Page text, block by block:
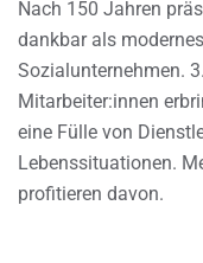
Nach 150 Jahren
dankbar als
Sozialunternehmen.
Mitarbeiter:innen
eine Fülle von
Lebenssituationen.
profitieren davon.